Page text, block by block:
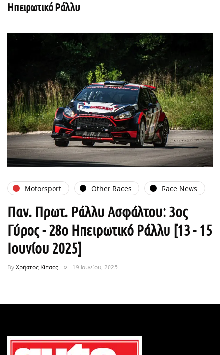
Ηπειρωτικό Ράλλυ
Motorsport Other Races Race News
Παν. Πρωτ. Ράλλυ Ασφάλτου: 3ος
Γύρος - 28ο Ηπειρωτικό Ράλλυ [13 - 15
Ιουνίου 2025]
ByΧρήστος Κίτσος 19 Ιουνίου, 2025